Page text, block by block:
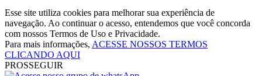
Esse site utiliza cookies para melhorar sua experiência de
navegação. Ao continuar o acesso, entendemos que você concorda
com nossos Termos de Uso e Privacidade.
Para mais informações, ACESSE NOSSOS TERMOS
CLICANDO AQUI
PROSSEGUIR